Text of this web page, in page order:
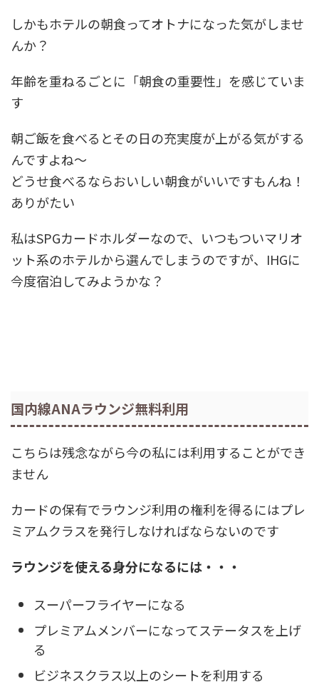
しかもホテルの朝食ってオトナになった気がしませ
んか？
年齢を重ねるごとに「朝食の重要性」を感じていま
す
朝ご飯を食べるとその日の充実度が上がる気がする
んですよね～
どうせ食べるならおいしい朝食がいいですもんね！
ありがたい
私はSPGカードホルダーなので、いつもついマリオ
ット系のホテルから選んでしまうのですが、IHGに
今度宿泊してみようかな？
国内線ANAラウンジ無料利用
こちらは残念ながら今の私には利用することができ
ません
カードの保有でラウンジ利用の権利を得るにはプレ
ミアムクラスを発行しなければならないのです
ラウンジを使える身分になるには・・・
スーパーフライヤーになる
プレミアムメンバーになってステータスを上げ
る
ビジネスクラス以上のシートを利用する